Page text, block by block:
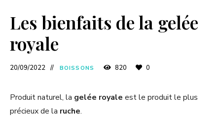
Les bienfaits de la gelée
royale
20/09/2022 BOISSONS 820 0
Produit naturel, la gelée royale est le produit le plus
précieux de la ruche.